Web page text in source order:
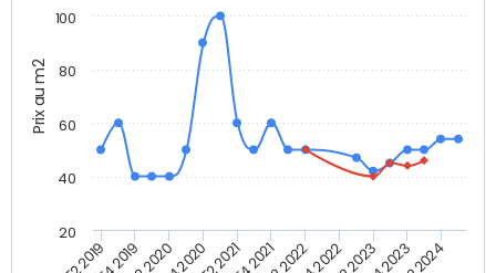
Prix au m2
T2 2019T4 2019 T2 2021T4 2021
20
40
60
80
100